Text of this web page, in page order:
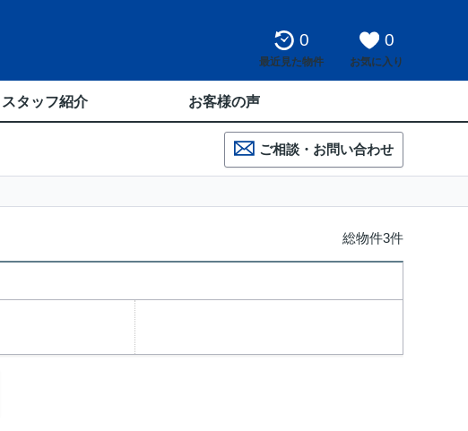
0
最近見た物件
0
お気に入り
スタッフ紹介 お客様の声
ご相談・お問い合わせ
総物件3件